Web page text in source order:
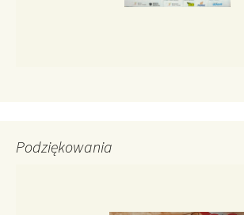
Podziękowania